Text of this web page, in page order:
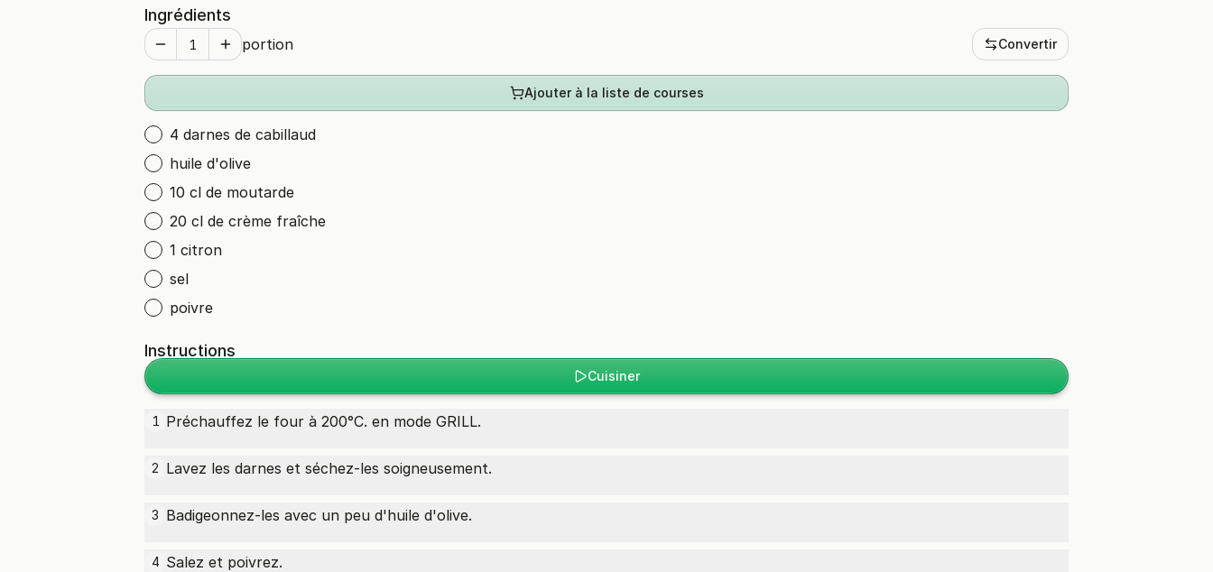
Ingrédients
portion Convertir
Ajouter à la liste de courses
4 darnes de cabillaud
huile d'olive
10 cl de moutarde
20 cl de crème fraîche
1 citron
sel
poivre
Instructions
Cuisiner
1 Préchauffez le four à 200°C. en mode GRILL.
2 Lavez les darnes et séchez-les soigneusement.
3 Badigeonnez-les avec un peu d'huile d'olive.
4 Salez et poivrez.